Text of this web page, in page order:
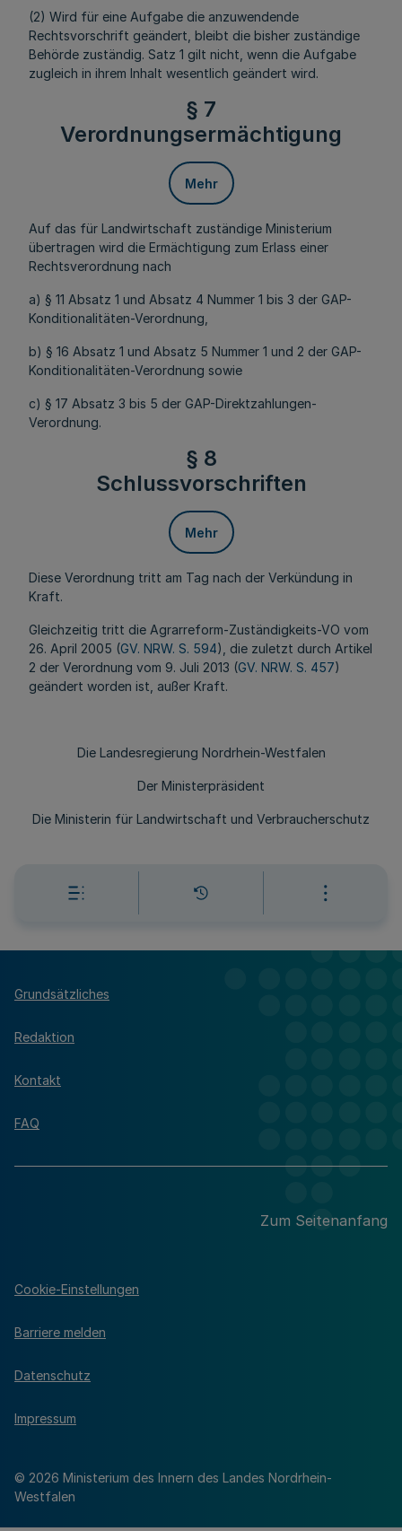
(2) Wird für eine Aufgabe die anzuwendende
Rechtsvorschrift geändert, bleibt die bisher zuständige
Behörde zuständig. Satz 1 gilt nicht, wenn die Aufgabe
zugleich in ihrem Inhalt wesentlich geändert wird.
§ 7
Verordnungsermächtigung
Mehr
Auf das für Landwirtschaft zuständige Ministerium
übertragen wird die Ermächtigung zum Erlass einer
Rechtsverordnung nach
a) § 11 Absatz 1 und Absatz 4 Nummer 1 bis 3 der GAP-
Konditionalitäten-Verordnung,
b) § 16 Absatz 1 und Absatz 5 Nummer 1 und 2 der GAP-
Konditionalitäten-Verordnung sowie
c) § 17 Absatz 3 bis 5 der GAP-Direktzahlungen-
Verordnung.
§ 8
Schlussvorschriften
Mehr
Diese Verordnung tritt am Tag nach der Verkündung in
Kraft.
Gleichzeitig tritt die Agrarreform-Zuständigkeits-VO vom
26. April 2005 (GV. NRW. S. 594), die zuletzt durch Artikel
2 der Verordnung vom 9. Juli 2013 (GV. NRW. S. 457)
geändert worden ist, außer Kraft.
Die Landesregierung Nordrhein-Westfalen
Der Ministerpräsident
Die Ministerin für Landwirtschaft und Verbraucherschutz
Grundsätzliches
Redaktion
Kontakt
FAQ
Zum Seitenanfang
© 2026 Ministerium des Innern des Landes Nordrhein-
Westfalen
Cookie-Einstellungen
Barriere melden
Datenschutz
Impressum